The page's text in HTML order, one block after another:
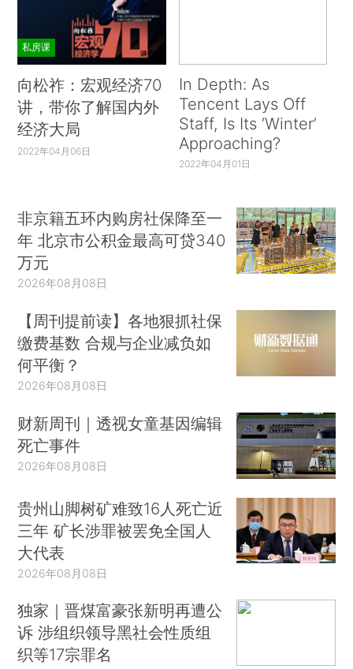
私房课
向松祚：宏观经济70
讲，带你了解国内外
经济大局
2022年04月06日
In Depth: As
Tencent Lays Off
Staff, Is Its ‘Winter’
Approaching?
2022年04月01日
非京籍五环内购房社保降至一
年 北京市公积金最高可贷340
万元
2026年08月08日
【周刊提前读】各地狠抓社保
缴费基数 合规与企业减负如
何平衡？
2026年08月08日
财新周刊｜透视女童基因编辑
死亡事件
2026年08月08日
贵州山脚树矿难致16人死亡近
三年 矿长涉罪被罢免全国人
大代表
2026年08月08日
独家｜晋煤富豪张新明再遭公
诉 涉组织领导黑社会性质组
织等17宗罪名